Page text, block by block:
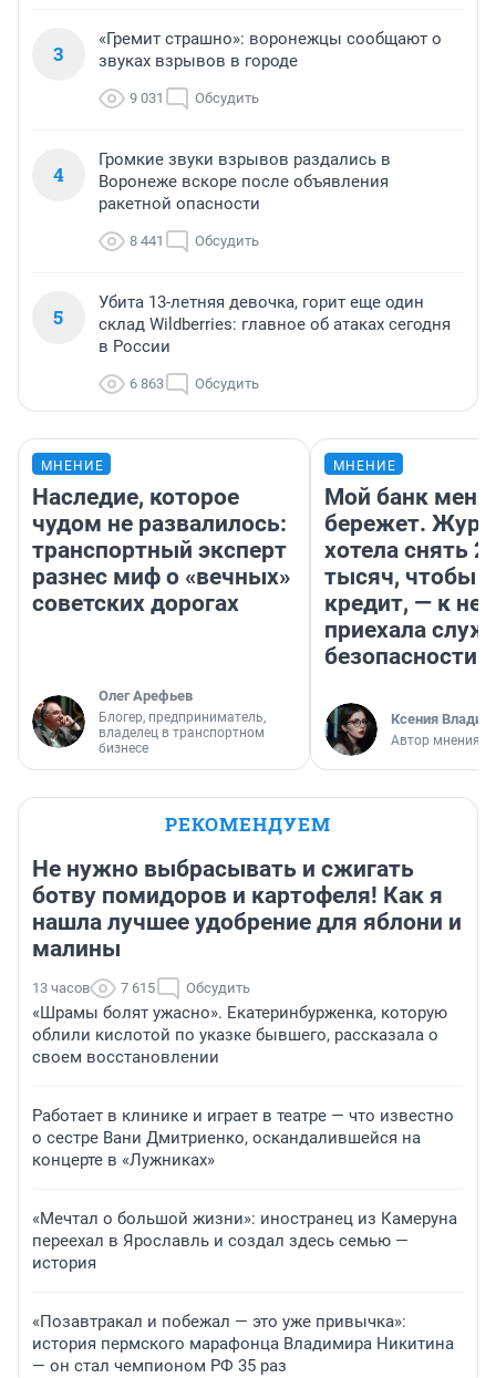
3
«Гремит страшно»: воронежцы сообщают о
звуках взрывов в городе
9 031 Обсудить
4
Громкие звуки взрывов раздались в
Воронеже вскоре после объявления
ракетной опасности
8 441 Обсудить
5
Убита 13-летняя девочка, горит еще один
склад Wildberries: главное об атаках сегодня
в России
6 863 Обсудить
МНЕНИЕ
Наследие, которое
чудом не развалилось:
транспортный эксперт
разнес миф о «вечных»
советских дорогах
Олег Арефьев
Блогер, предприниматель,
владелец в транспортном
бизнесе
МНЕНИЕ
Мой банк меня
бережет.
хотела снять
тысяч, чтобы
кредит, — к
приехала
безопасности
Ксения
Автор мнения
РЕКОМЕНДУЕМ
Не нужно выбрасывать и сжигать
ботву помидоров и картофеля! Как я
нашла лучшее удобрение для яблони и
малины
13 часов 7 615 Обсудить
«Шрамы болят ужасно». Екатеринбурженка, которую
облили кислотой по указке бывшего, рассказала о
своем восстановлении
Работает в клинике и играет в театре — что известно
о сестре Вани Дмитриенко, оскандалившейся на
концерте в «Лужниках»
«Мечтал о большой жизни»: иностранец из Камеруна
переехал в Ярославль и создал здесь семью —
история
«Позавтракал и побежал — это уже привычка»:
история пермского марафонца Владимира Никитина
— он стал чемпионом РФ 35 раз